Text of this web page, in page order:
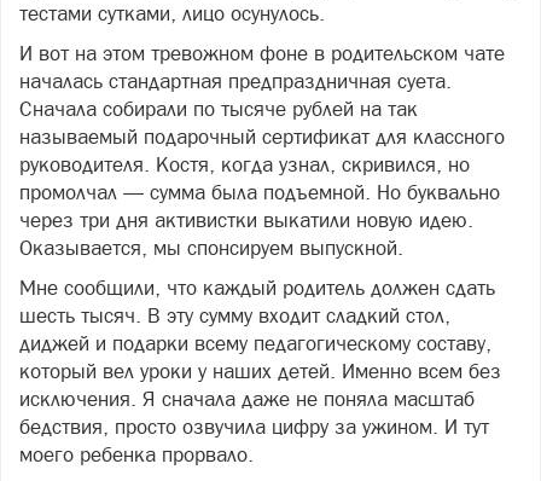
тестами сутками, лицо осунулось.
И вот на этом тревожном фоне в родительском чате
началась стандартная предпраздничная суета.
Сначала собирали по тысяче рублей на так
называемый подарочный сертификат для классного
руководителя. Костя, когда узнал, скривился, но
промолчал — сумма была подъемной. Но буквально
через три дня активистки выкатили новую идею.
Оказывается, мы спонсируем выпускной.
Мне сообщили, что каждый родитель должен сдать
шесть тысяч. В эту сумму входит сладкий стол,
диджей и подарки всему педагогическому составу,
который вел уроки у наших детей. Именно всем без
исключения. Я сначала даже не поняла масштаб
бедствия, просто озвучила цифру за ужином. И тут
моего ребенка прорвало.